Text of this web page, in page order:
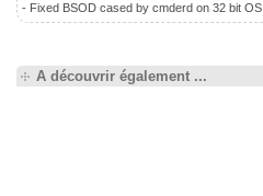
- Fixed BSOD cased by cmderd on 32 bit OS.
A découvrir également ...